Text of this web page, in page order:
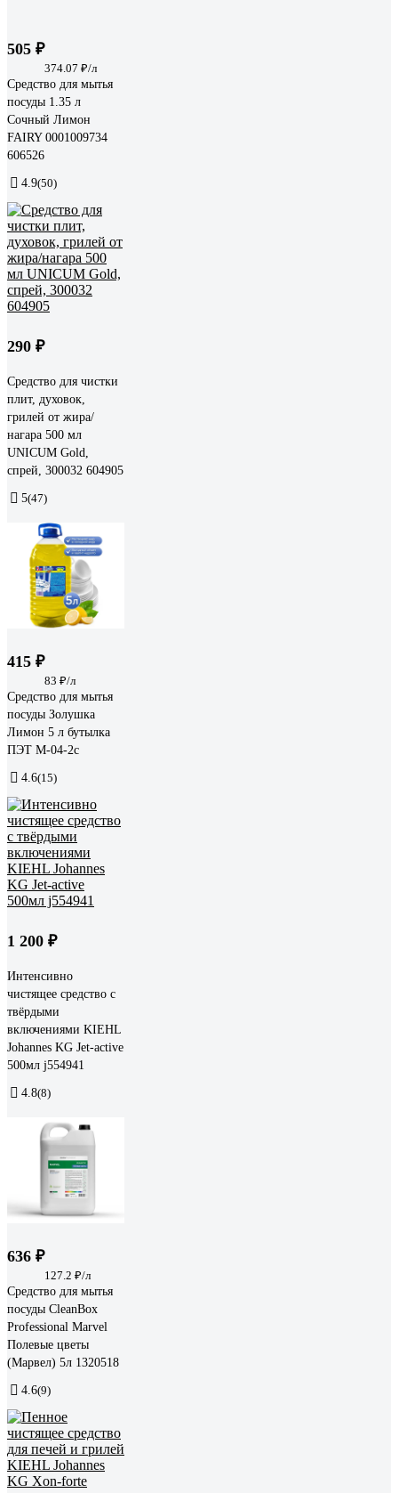
505 ₽
374.07 ₽/л
Средство для мытья
посуды 1.35 л
Сочный Лимон
FAIRY 0001009734
606526
4.9(50)
290 ₽
Средство для чистки
плит, духовок,
грилей от жира/
нагара 500 мл
UNICUM Gold,
спрей, 300032 604905
5(47)
415 ₽
83 ₽/л
Средство для мытья
посуды Золушка
Лимон 5 л бутылка
ПЭТ М-04-2c
4.6(15)
1 200 ₽
Интенсивно
чистящее средство с
твёрдыми
включениями KIEHL
Johannes KG Jet-active
500мл j554941
4.8(8)
636 ₽
127.2 ₽/л
Средство для мытья
посуды CleanBox
Professional Marvel
Полевые цветы
(Марвел) 5л 1320518
4.6(9)